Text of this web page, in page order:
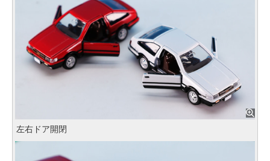
左右ドア開閉